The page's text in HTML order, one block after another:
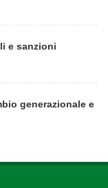
e sanzioni
generazionale e